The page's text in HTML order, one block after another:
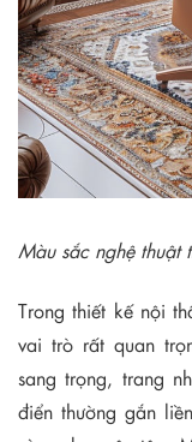
Màu sắc nghệ thuật
Trong thiết kế nội
vai trò rất quan
sang trọng, trang
điển thường gắn